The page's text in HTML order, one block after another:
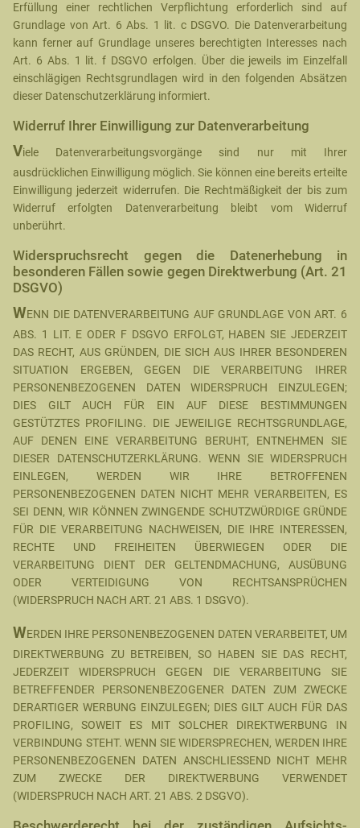
Erfüllung einer rechtlichen Verpflichtung erforderlich sind auf
Grundlage von Art. 6 Abs. 1 lit. c DSGVO. Die Datenverarbeitung
kann ferner auf Grundlage unseres berechtigten Interesses nach
Art. 6 Abs. 1 lit. f DSGVO erfolgen. Über die jeweils im Einzelfall
einschlägigen Rechtsgrundlagen wird in den folgenden Absätzen
dieser Datenschutzerklärung informiert.
Widerruf Ihrer Einwilligung zur Datenverarbeitung
Viele Datenverarbeitungsvorgänge sind nur mit Ihrer
ausdrücklichen Einwilligung möglich. Sie können eine bereits erteilte
Einwilligung jederzeit widerrufen. Die Rechtmäßigkeit der bis zum
Widerruf erfolgten Datenverarbeitung bleibt vom Widerruf
unberührt.
Widerspruchsrecht gegen die Datenerhebung in
besonderen Fällen sowie gegen Direktwerbung (Art. 21
DSGVO)
WENN DIE DATENVERARBEITUNG AUF GRUNDLAGE VON ART. 6
ABS. 1 LIT. E ODER F DSGVO ERFOLGT, HABEN SIE JEDERZEIT
DAS RECHT, AUS GRÜNDEN, DIE SICH AUS IHRER BESONDEREN
SITUATION ERGEBEN, GEGEN DIE VERARBEITUNG IHRER
PERSONENBEZOGENEN DATEN WIDERSPRUCH EINZULEGEN;
DIES GILT AUCH FÜR EIN AUF DIESE BESTIMMUNGEN
GESTÜTZTES PROFILING. DIE JEWEILIGE RECHTSGRUNDLAGE,
AUF DENEN EINE VERARBEITUNG BERUHT, ENTNEHMEN SIE
DIESER DATENSCHUTZERKLÄRUNG. WENN SIE WIDERSPRUCH
EINLEGEN, WERDEN WIR IHRE BETROFFENEN
PERSONENBEZOGENEN DATEN NICHT MEHR VERARBEITEN, ES
SEI DENN, WIR KÖNNEN ZWINGENDE SCHUTZWÜRDIGE GRÜNDE
FÜR DIE VERARBEITUNG NACHWEISEN, DIE IHRE INTERESSEN,
RECHTE UND FREIHEITEN ÜBERWIEGEN ODER DIE
VERARBEITUNG DIENT DER GELTENDMACHUNG, AUSÜBUNG
ODER VERTEIDIGUNG VON RECHTSANSPRÜCHEN
(WIDERSPRUCH NACH ART. 21 ABS. 1 DSGVO).
WERDEN IHRE PERSONENBEZOGENEN DATEN VERARBEITET, UM
DIREKTWERBUNG ZU BETREIBEN, SO HABEN SIE DAS RECHT,
JEDERZEIT WIDERSPRUCH GEGEN DIE VERARBEITUNG SIE
BETREFFENDER PERSONENBEZOGENER DATEN ZUM ZWECKE
DERARTIGER WERBUNG EINZULEGEN; DIES GILT AUCH FÜR DAS
PROFILING, SOWEIT ES MIT SOLCHER DIREKTWERBUNG IN
VERBINDUNG STEHT. WENN SIE WIDERSPRECHEN, WERDEN IHRE
PERSONENBEZOGENEN DATEN ANSCHLIESSEND NICHT MEHR
ZUM ZWECKE DER DIREKTWERBUNG VERWENDET
(WIDERSPRUCH NACH ART. 21 ABS. 2 DSGVO).